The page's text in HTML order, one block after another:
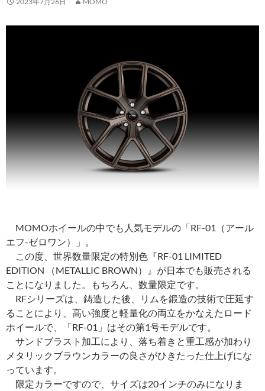
MOMOホイールの中でも人気モデルの「RF-01（アール
エフ-ゼロワン）」。
この度、世界数量限定の特別色『RF-01 LIMITED
EDITION （METALLIC BROWN）』が日本でも販売される
ことになりました。もちろん、数量限定です。
RFシリーズは、鋳造した後、リムを鍛造の技術で圧延す
ることにより、高い強度と軽量化の両立をかなえたロード
ホイールで、「RF-01」はその第1号モデルです。
サンドブラスト加工により、落ち着きと重工感が加わり
メタリックブラウンカラーの良さがひきたった仕上げにな
っています。
限定カラーですので、サイズは20インチのみになりま